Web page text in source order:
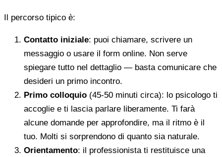
Il percorso tipico è:
Contatto iniziale: puoi chiamare, scrivere un
messaggio o usare il form online. Non serve
spiegare tutto nel dettaglio — basta comunicare che
desideri un primo incontro.
Primo colloquio (45-50 minuti circa): lo psicologo ti
accoglie e ti lascia parlare liberamente. Ti farà
alcune domande per approfondire, ma il ritmo è il
tuo. Molti si sorprendono di quanto sia naturale.
Orientamento: il professionista ti restituisce una